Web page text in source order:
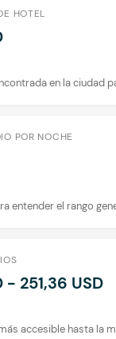
HOTEL
en la ciudad
POR NOCHE
entender el rango
- 251,36 USD
accesible hasta la